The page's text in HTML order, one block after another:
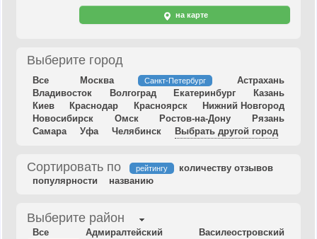
на карте
Выберите город
Все Москва Санкт-Петербург
Астрахань
Владивосток
Волгоград Екатеринбург
Казань
Киев
Краснодар Красноярск
Нижний Новгород
Новосибирск
Омск Ростов-на-Дону
Рязань
Самара
Уфа Челябинск Выбрать другой город
Сортировать по рейтингу
количеству отзывов
популярности
названию
Выберите район
Все Адмиралтейский Василеостровский